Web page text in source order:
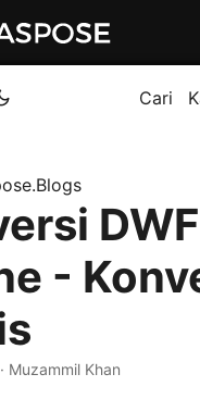
Cari
-
· Muzammil Khan